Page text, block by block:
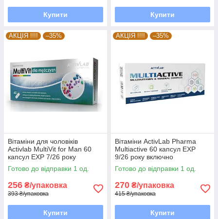
Купити Купити
АКЦІЯ !!!! –35%
Вітаміни для чоловіків
Activlab MultiVit for Man 60
капсул EXP 7/26 року
включно
Готово до відправки 1 од.
256 ₴/упаковка
393 ₴/упаковка
Купити
АКЦІЯ !!!! –35%
Вітаміни ActivLab Pharma
Multiactive 60 капсул EXP
9/26 року включно
Готово до відправки 1 од.
270 ₴/упаковка
415 ₴/упаковка
Купити